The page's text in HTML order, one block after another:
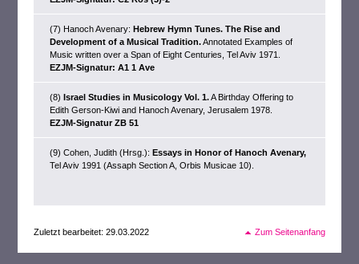
(7) Hanoch Avenary:Hebrew Hymn Tunes. The Rise and
Development of a Musical Tradition.Annotated Examples of
Music written over a Span of Eight Centuries, Tel Aviv 1971.
EZJM-Signatur: A1 1 Ave
(8)Israel Studies in Musicology Vol. 1.A Birthday Offering to
Edith Gerson-Kiwi and Hanoch Avenary, Jerusalem 1978.
EZJM-Signatur ZB 51
(9) Cohen, Judith (Hrsg.):Essays in Honor of Hanoch Avenary,
Tel Aviv 1991 (Assaph Section A, Orbis Musicae 10).
Zuletzt bearbeitet: 29.03.2022 Zum Seitenanfang